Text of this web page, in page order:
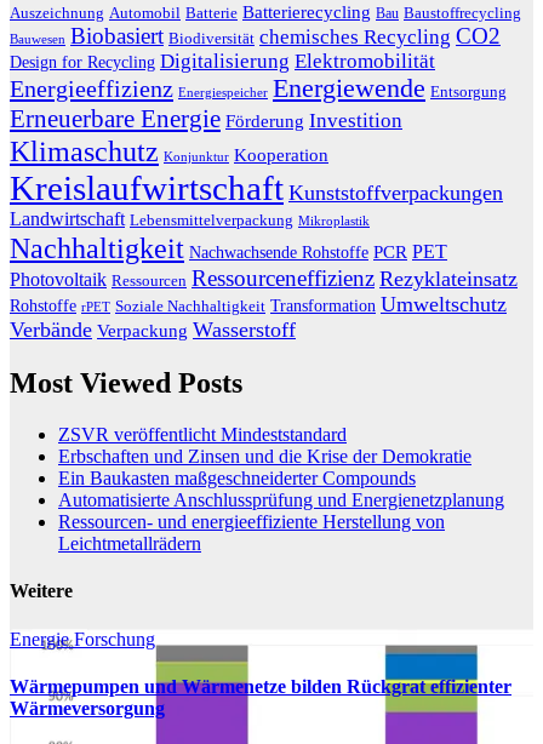
Auszeichnung Automobil Batterie Batterierecycling Bau Baustoffrecycling
Bauwesen Biobasiert Biodiversität chemisches Recycling CO2
Design for Recycling Digitalisierung Elektromobilität
Energieeffizienz Energiespeicher Energiewende Entsorgung
Erneuerbare Energie Förderung Investition
Klimaschutz Konjunktur Kooperation
Kreislaufwirtschaft Kunststoffverpackungen
Landwirtschaft Lebensmittelverpackung Mikroplastik
Nachhaltigkeit Nachwachsende Rohstoffe PCR PET
Photovoltaik Ressourcen Ressourceneffizienz Rezyklateinsatz
Rohstoffe rPET Soziale Nachhaltigkeit Transformation Umweltschutz
Verbände Verpackung Wasserstoff
Most Viewed Posts
ZSVR veröffentlicht Mindeststandard
Erbschaften und Zinsen und die Krise der Demokratie
Ein Baukasten maßgeschneiderter Compounds
Automatisierte Anschlussprüfung und Energienetzplanung
Ressourcen- und energieeffiziente Herstellung von
Leichtmetallrädern
Weitere
EnergieForschung
Wärmepumpen und Wärmenetze bilden Rückgrat effizienter
Wärmeversorgung